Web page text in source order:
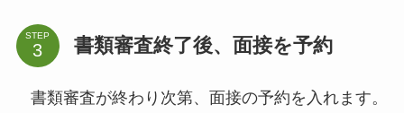
STEP 書類審査終了後、面接を予約
書類審査が終わり次第、面接の予約を入れます。